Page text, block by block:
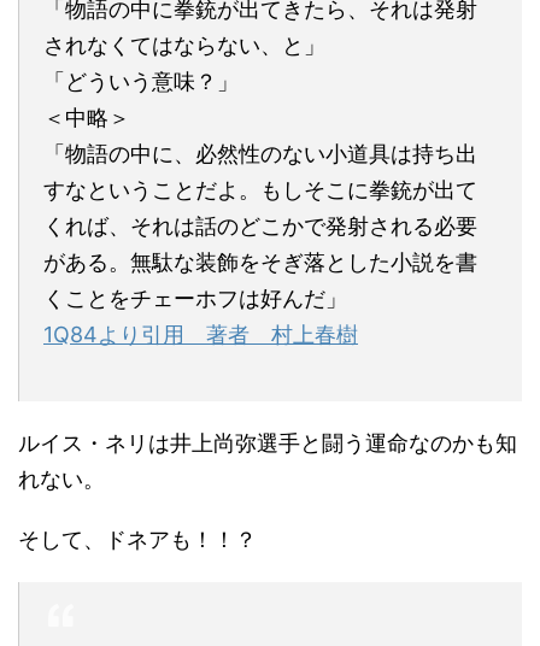
「物語の中に拳銃が出てきたら、それは発射
されなくてはならない、と」
「どういう意味？」
＜中略＞
「物語の中に、必然性のない小道具は持ち出
すなということだよ。もしそこに拳銃が出て
くれば、それは話のどこかで発射される必要
がある。無駄な装飾をそぎ落とした小説を書
くことをチェーホフは好んだ」
1Q84より引用 著者 村上春樹
ルイス・ネリは井上尚弥選手と闘う運命なのかも知
れない。
そして、ドネアも！！？